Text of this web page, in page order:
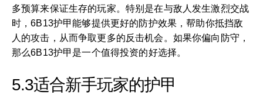
多预算来保证生存的玩家。特别是在与敌人发生激烈交战
时，6B13护甲能够提供更好的防护效果，帮助你抵挡敌
人的攻击，从而争取更多的反击机会。如果你偏向防守，
那么6B13护甲是一个值得投资的好选择。
5.3适合新手玩家的护甲